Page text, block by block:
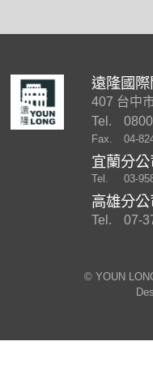
遠隆國際
407 台中
Tel.
Fax. 04-
宜蘭分公
Tel. 03-
高雄分公
Tel. 07-
©︎ YOUN